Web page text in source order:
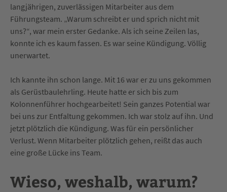
langjährigen, zuverlässigen Mitarbeiter aus dem
Führungsteam. „Warum schreibt er und sprich nicht mit
uns?“, war mein erster Gedanke. Als ich seine Zeilen las,
konnte ich es kaum fassen. Es war seine Kündigung. Völlig
unerwartet.
Ich kannte ihn schon lange. Mit 16 war er zu uns gekommen
als Gerüstbaulehrling. Heute hatte er sich bis zum
Kolonnenführer hochgearbeitet! Sein ganzes Potential war
bei uns zur Entfaltung gekommen. Ich war stolz auf ihn. Und
jetzt plötzlich die Kündigung. Was für ein persönlicher
Verlust. Wenn Mitarbeiter plötzlich gehen, reißt das auch
eine große Lücke ins Team.
Wieso, weshalb, warum?